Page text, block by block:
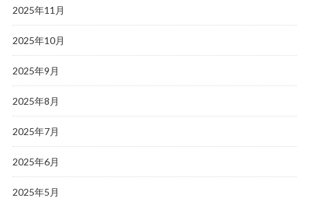
2025年11月
2025年10月
2025年9月
2025年8月
2025年7月
2025年6月
2025年5月